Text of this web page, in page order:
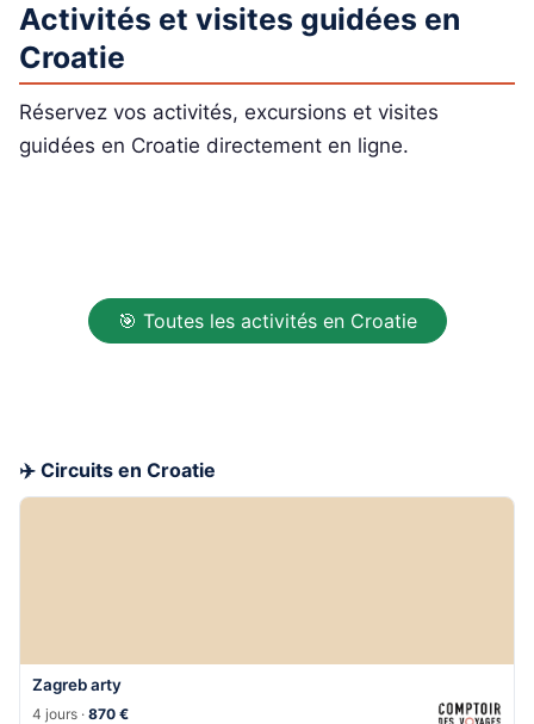
Activités et visites guidées en
Croatie
Réservez vos activités, excursions et visites
guidées en Croatie directement en ligne.
🎯 Toutes les activités en Croatie
✈️ Circuits en Croatie
Zagreb arty
4 jours ·870 €